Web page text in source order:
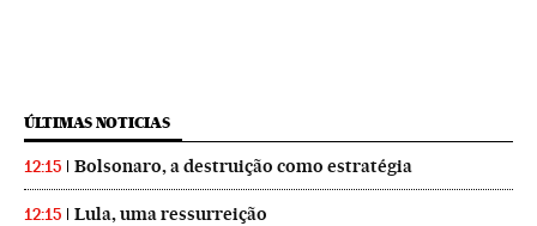
ÚLTIMAS NOTICIAS
12:15 Bolsonaro, a destruição como estratégia
12:15 Lula, uma ressurreição